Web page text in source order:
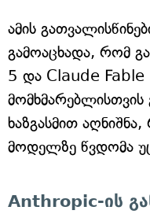
ამის
გამოაცხადა, რომ
5 და Claude Fable
ხაზგასმით
მოდელზე წვდომა
Anthropic-ის